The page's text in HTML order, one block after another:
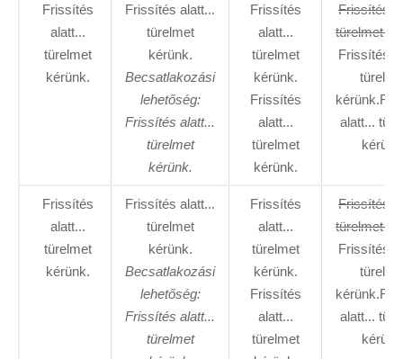
Frissítés
alatt...
türelmet
kérünk.
Frissítés alatt...
türelmet
kérünk.
Becsatlakozási
lehetőség:
Frissítés alatt...
türelmet
kérünk.
Frissítés
alatt...
türelmet
kérünk.
Frissítés
alatt...
türelmet
kérünk.
Frissítés
türelmet
Frissítés
alatt...
Frissítés
alatt...
türelmet
kérünk.
Frissítés alatt...
türelmet
kérünk.
Becsatlakozási
lehetőség:
Frissítés alatt...
türelmet
Frissítés
alatt...
türelmet
kérünk.
Frissítés
alatt...
türelmet
Frissítés
türelmet
Frissítés
alatt...